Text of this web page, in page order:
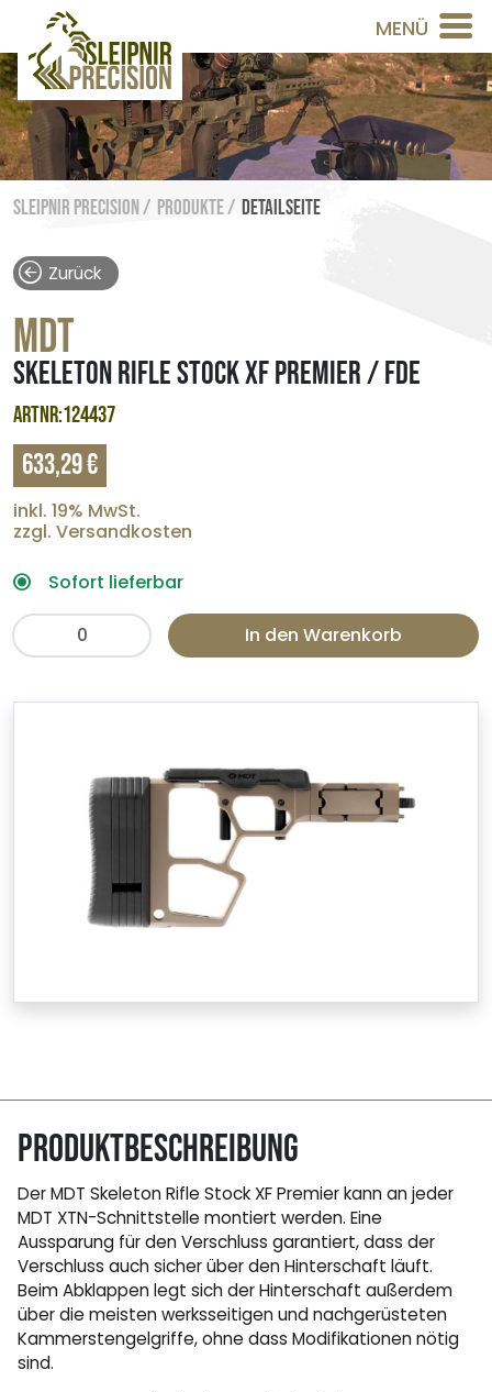
MENÜ
Sleipnir Precision / Produkte / Detailseite
Zurück
MDT
SKELETON RIFLE STOCK XF PREMIER / FDE
ARTNR:124437
633,29 €
inkl. 19% MwSt.
zzgl. Versandkosten
Sofort lieferbar
In den Warenkorb
Produktbeschreibung
Der MDT Skeleton Rifle Stock XF Premier kann an jeder
MDT XTN-Schnittstelle montiert werden. Eine
Aussparung für den Verschluss garantiert, dass der
Verschluss auch sicher über den Hinterschaft läuft.
Beim Abklappen legt sich der Hinterschaft außerdem
über die meisten werksseitigen und nachgerüsteten
Kammerstengelgriffe, ohne dass Modifikationen nötig
sind.